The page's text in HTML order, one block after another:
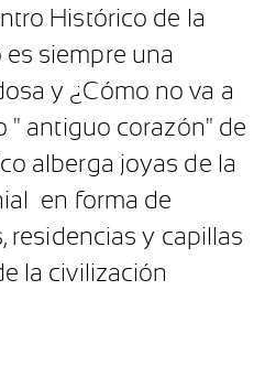
Histórico de la
siempre una
y ¿Cómo no va a
" antiguo corazón" de
alberga joyas de la
en forma de
residencias y capillas
la civilización